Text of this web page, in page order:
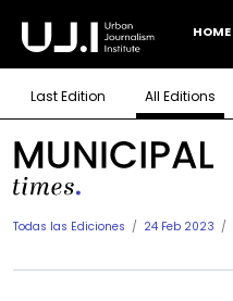
HOME
Last Edition All Editions
Todas las Ediciones 24 Feb 2023